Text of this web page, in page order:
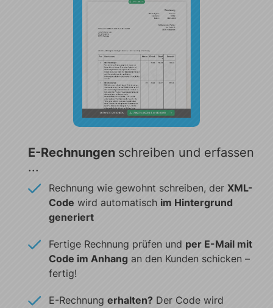
E-Rechnungen schreiben und erfassen
...
Rechnung wie gewohnt schreiben, der XML-
Code wird automatisch im Hintergrund
generiert
Fertige Rechnung prüfen und per E-Mail mit
Code im Anhang an den Kunden schicken –
fertig!
E-Rechnung erhalten? Der Code wird